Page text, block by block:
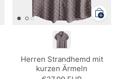
Herren Strandhemd mit
kurzen Ärmeln